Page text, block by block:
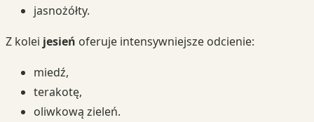
jasnożółty.
Z kolei jesień oferuje intensywniejsze odcienie:
miedź,
terakotę,
oliwkową zieleń.